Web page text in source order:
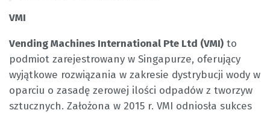
VMI
Vending Machines International Pte Ltd (VMI) to
podmiot zarejestrowany w Singapurze, oferujący
wyjątkowe rozwiązania w zakresie dystrybucji wody w
oparciu o zasadę zerowej ilości odpadów z tworzyw
sztucznych. Założona w 2015 r. VMI odniosła sukces